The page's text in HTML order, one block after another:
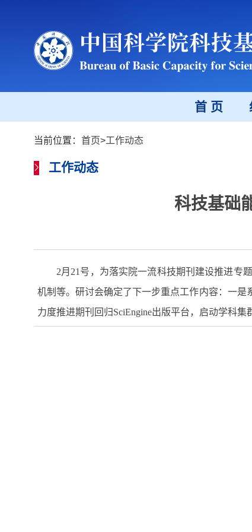
首 页
当前位置： 首页>工作动态
工作动态
科技基础
2月21号，为落实院一流科技期刊建设推进专
机制等。研讨会确定了下一步重点工作内容： 一是
力度推进期刊回归SciEngine出版平台，启动学科集